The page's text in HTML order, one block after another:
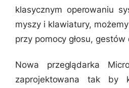
klasycznym operowaniu
myszy i klawiatury,
przy pomocy głosu, gestów
Nowa przeglądarka
zaprojektowana tak by